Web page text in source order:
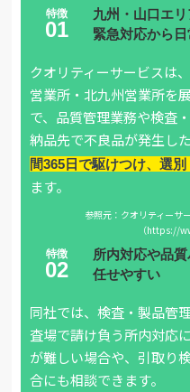
九州・山口エ
緊急対応から
クオリティーサービスは
営業所・北九州営業所を
で、品質管理業務や検査
納品先で不良品が発生し
間365日で駆けつけ、選
ます。
参照元：クオリティーサ
（https://
所内対応や品
任せやすい
同社では、検査・製品管
査場で請け負う所内対応
が難しい場合や、引取り
合にも相談できます。